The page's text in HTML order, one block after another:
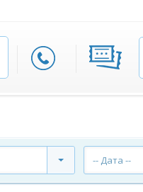
-- Дата --